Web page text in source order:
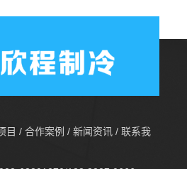
目 / 合作案例 / 新闻资讯 / 联系我